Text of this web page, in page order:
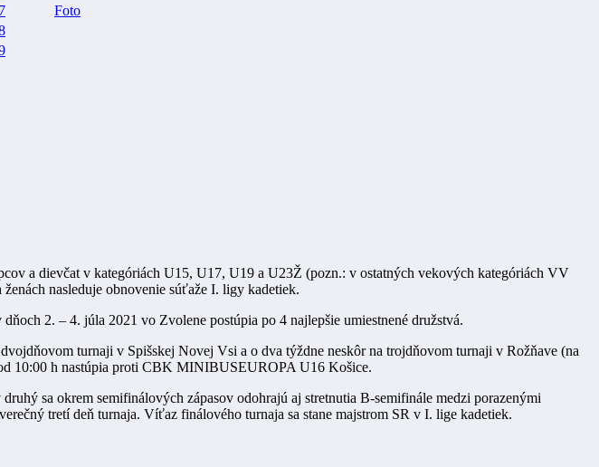
Foto
a dievčat v kategóriách U15, U17, U19 a U23Ž (pozn.: v ostatných vekových kategóriách VV
nasleduje obnovenie súťaže I. ligy kadetiek.
2. – 4. júla 2021 vo Zvolene postúpia po 4 najlepšie umiestnené družstvá.
turnaji v Spišskej Novej Vsi a o dva týždne neskôr na trojdňovom turnaji v Rožňave (na
10:00 h nastúpia proti CBK MINIBUSEUROPA U16 Košice.
sa okrem semifinálových zápasov odohrajú aj stretnutia B-semifinále medzi porazenými
tretí deň turnaja. Víťaz finálového turnaja sa stane majstrom SR v I. lige kadetiek.